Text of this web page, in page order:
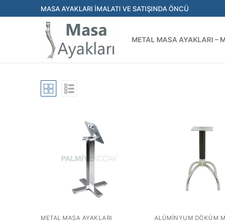
atla
MASA AYAKLARI İMALATI VE SATIŞINDA ÖNCÜ
METAL MASA AYAKLARI –
METAL MASA AYAKLARI
ALÜMINYUM DÖKÜM